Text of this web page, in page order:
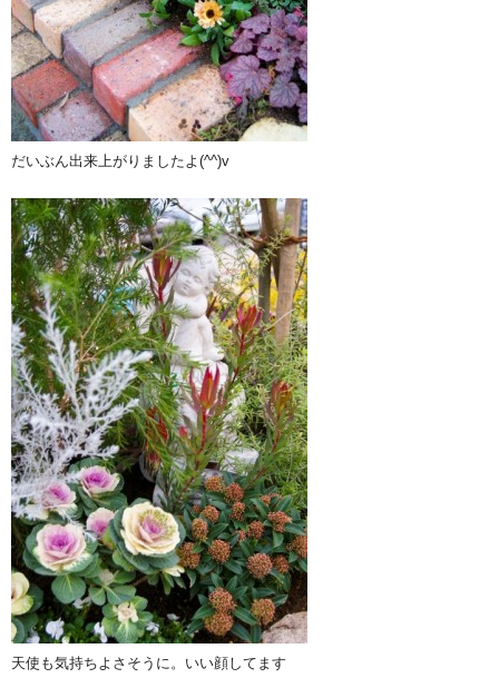
だいぶん出来上がりましたよ(^^)v
天使も気持ちよさそうに。いい顔してます